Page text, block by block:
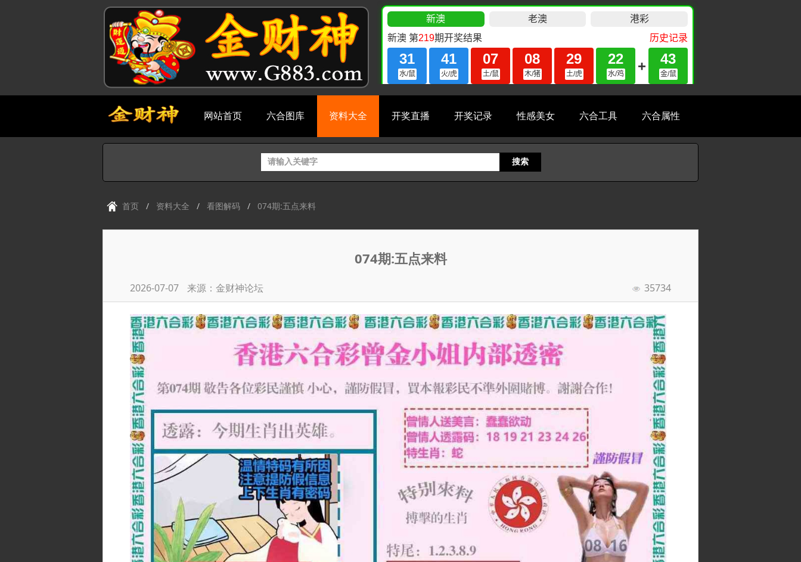
网站首页 六合图库 资料大全 开奖直播 开奖记录 性感美女 六合工具 六合属性
搜索
首页 资料大全 看图解码 074期:五点来料
074期:五点来料
2026-07-07 来源：金财神论坛 35734